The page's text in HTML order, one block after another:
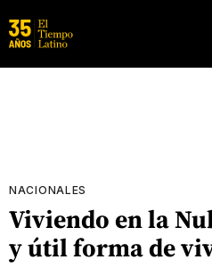
NACIONALES
Viviendo en la
y útil forma de